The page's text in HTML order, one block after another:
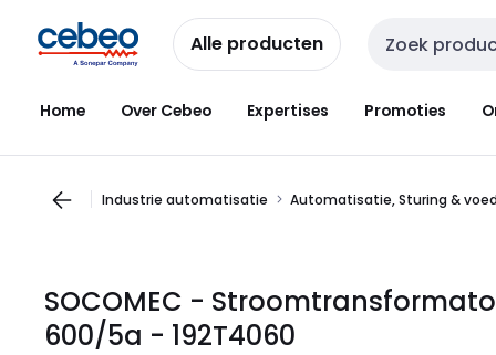
naar
navigatie
naar
inhoud
Alle producten Zoekveld invoer
Home Over Cebeo Expertises Promoties
Industrie automatisatie Automatisatie, Sturing &
SOCOMEC -
600/5a - 192T4060